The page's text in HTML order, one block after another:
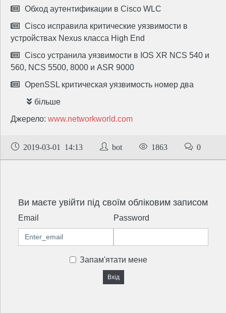
Обход аутентификации в Cisco WLC
Cisco исправила критические уязвимости в
устройствах Nexus класса High End
Cisco устранила уязвимости в IOS XR NCS 540 и
560, NCS 5500, 8000 и ASR 9000
OpenSSL критическая уязвимость номер два
більше
Джерело: www.networkworld.com
2019-03-01 14:13 bot 1863 0
Ви маєте увійти під своїм обліковим записом
Email Password
Запам'ятати мене
Вхід